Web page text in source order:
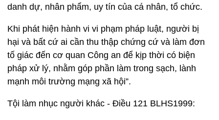
danh dự, nhân phẩm, uy tín của cá nhân, tổ chức.
Khi phát hiện hành vi vi phạm pháp luật, người bị
hại và bất cứ ai cần thu thập chứng cứ và làm đơn
tố giác đến cơ quan Công an để kịp thời có biện
pháp xử lý, nhằm góp phần làm trong sạch, lành
mạnh môi trường mạng xã hội”.
Tội làm nhục người khác - Điều 121 BLHS1999: